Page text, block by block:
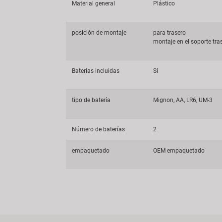
Material general Plástico
posición de montaje
para trasero
montaje en el soporte
Baterías incluidas Sí
tipo de batería Mignon, AA, LR6, UM-3
Número de baterías 2
empaquetado OEM empaquetado